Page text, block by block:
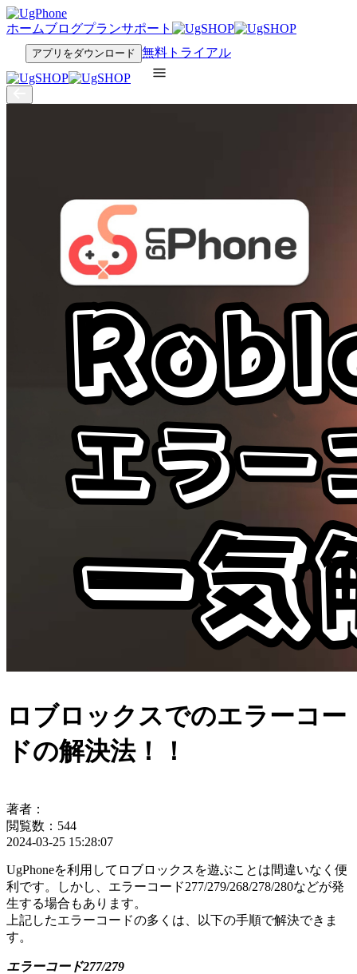
ホームブログプランサポート
アプリをダウンロード 無料トライアル
ロブロックスでのエラーコー
ドの解決法！！
著者：
閲覧数：544
2024-03-25 15:28:07
UgPhoneを利用してロブロックスを遊ぶことは間違いなく便
利です。しかし、エラーコード277/279/268/278/280などが発
生する場合もあります。
上記したエラーコードの多くは、以下の手順で解決できま
す。
エラーコード277/279